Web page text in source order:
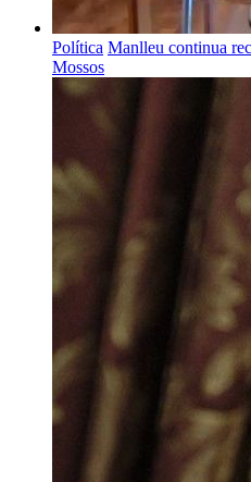
Política Manlleu continua
Mossos